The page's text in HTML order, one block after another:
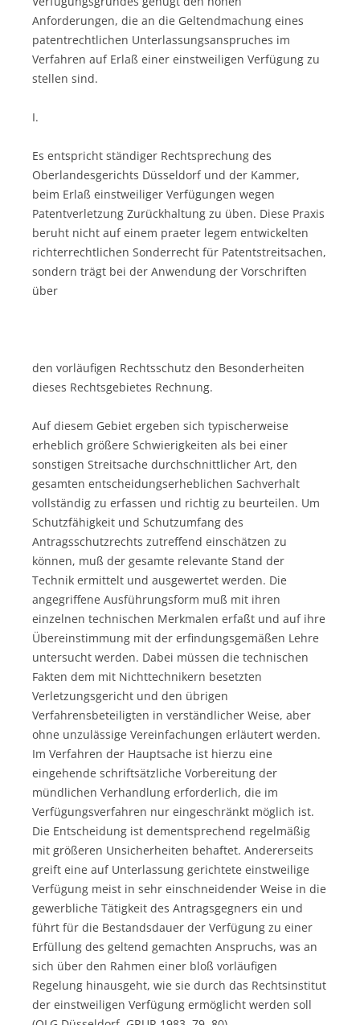
Anforderungen, die an die Geltendmachung eines
patentrechtlichen Unterlassungsanspruches im
Verfahren auf Erlaß einer einstweiligen Verfügung zu
stellen sind.
I.
Es entspricht ständiger Rechtsprechung des
Oberlandesgerichts Düsseldorf und der Kammer,
beim Erlaß einstweiliger Verfügungen wegen
Patentverletzung Zurückhaltung zu üben. Diese Praxis
beruht nicht auf einem praeter legem entwickelten
richterrechtlichen Sonderrecht für Patentstreitsachen,
sondern trägt bei der Anwendung der Vorschriften
über
den vorläufigen Rechtsschutz den Besonderheiten
dieses Rechtsgebietes Rechnung.
Auf diesem Gebiet ergeben sich typischerweise
erheblich größere Schwierigkeiten als bei einer
sonstigen Streitsache durchschnittlicher Art, den
gesamten entscheidungserheblichen Sachverhalt
vollständig zu erfassen und richtig zu beurteilen. Um
Schutzfähigkeit und Schutzumfang des
Antragsschutzrechts zutreffend einschätzen zu
können, muß der gesamte relevante Stand der
Technik ermittelt und ausgewertet werden. Die
angegriffene Ausführungsform muß mit ihren
einzelnen technischen Merkmalen erfaßt und auf ihre
Übereinstimmung mit der erfindungsgemäßen Lehre
untersucht werden. Dabei müssen die technischen
Fakten dem mit Nichttechnikern besetzten
Verletzungsgericht und den übrigen
Verfahrensbeteiligten in verständlicher Weise, aber
ohne unzulässige Vereinfachungen erläutert werden.
Im Verfahren der Hauptsache ist hierzu eine
eingehende schriftsätzliche Vorbereitung der
mündlichen Verhandlung erforderlich, die im
Verfügungsverfahren nur eingeschränkt möglich ist.
Die Entscheidung ist dementsprechend regelmäßig
mit größeren Unsicherheiten behaftet. Andererseits
greift eine auf Unterlassung gerichtete einstweilige
Verfügung meist in sehr einschneidender Weise in die
gewerbliche Tätigkeit des Antragsgegners ein und
führt für die Bestandsdauer der Verfügung zu einer
Erfüllung des geltend gemachten Anspruchs, was an
sich über den Rahmen einer bloß vorläufigen
Regelung hinausgeht, wie sie durch das Rechtsinstitut
der einstweiligen Verfügung ermöglicht werden soll